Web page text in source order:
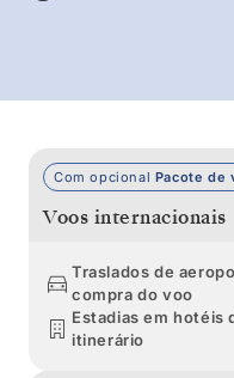
Com opcional Pacote de
Voos internacionais
Traslados de
compra do voo
Estadias em hotéis
itinerário